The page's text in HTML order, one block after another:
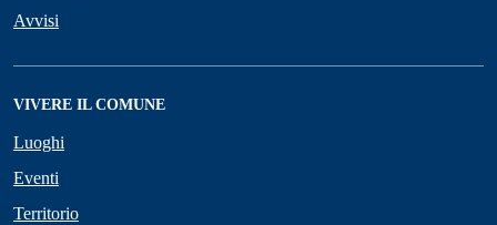
Avvisi
VIVERE IL COMUNE
Luoghi
Eventi
Territorio